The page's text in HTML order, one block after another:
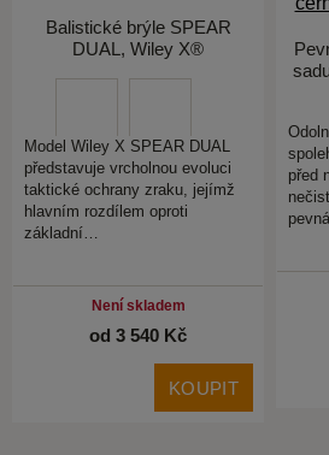
Balistické brýle SPEAR
DUAL, Wiley X®
Model Wiley X SPEAR DUAL
představuje vrcholnou evoluci
taktické ochrany zraku, jejímž
hlavním rozdílem oproti
základní…
Není skladem
od 3 540 Kč
KOUPIT
před